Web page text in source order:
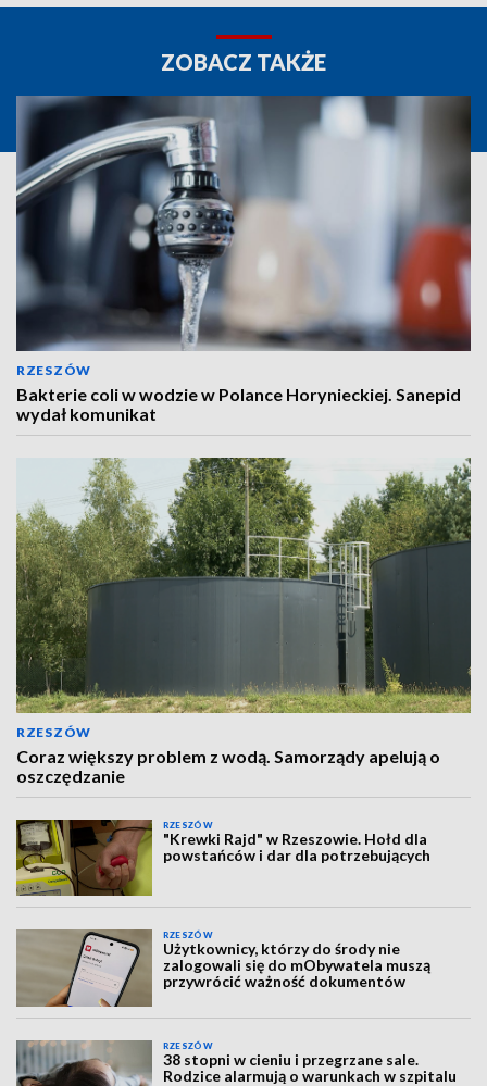
ZOBACZ TAKŻE
RZESZÓW
Bakterie coli w wodzie w Polance Horynieckiej. Sanepid
wydał komunikat
RZESZÓW
Coraz większy problem z wodą. Samorządy apelują o
oszczędzanie
RZESZÓW
"Krewki Rajd" w Rzeszowie. Hołd dla
powstańców i dar dla potrzebujących
RZESZÓW
Użytkownicy, którzy do środy nie
zalogowali się do mObywatela muszą
przywrócić ważność dokumentów
RZESZÓW
38 stopni w cieniu i przegrzane sale.
Rodzice alarmują o warunkach w szpitalu